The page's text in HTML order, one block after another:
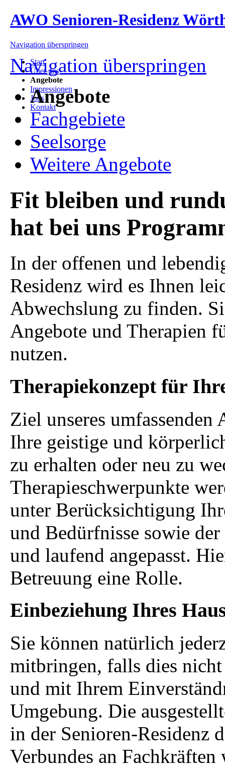
AWO Senioren-Residenz
Navigation überspringen
Start
Über uns
Angebote
Impressionen
Jobs
Kontakt
Navigation überspringen
Angebote
Fachgebiete
Seelsorge
Weitere Angebote
Fit bleiben und
hat bei uns
In der offenen und
Residenz wird es Ihnen
Abwechslung zu finden.
Angebote und Therapien
nutzen.
Therapiekonzept für
Ziel unseres
Ihre geistige und
zu erhalten oder neu zu
Therapieschwerpunkte
unter Berücksichtigung
und Bedürfnisse sowie
und laufend angepasst.
Betreuung eine Rolle.
Einbeziehung Ihres
Sie können natürlich
mitbringen, falls dies
und mit Ihrem
Umgebung. Die
in der Senioren-Residenz
Verbundes an